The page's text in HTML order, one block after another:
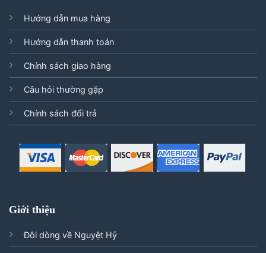
Hướng dẫn mua hàng
Hướng dẫn thanh toán
Chính sách giao hàng
Câu hỏi thường gặp
Chính sách đổi trả
Giới thiệu
Đôi dòng về Nguyệt Hỷ